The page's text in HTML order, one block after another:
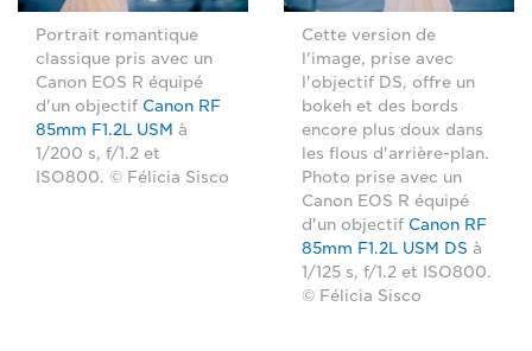
Portrait romantique
classique pris avec un
Canon EOS R équipé
d'un objectif Canon RF
85mm F1.2L USM à
1/200 s, f/1.2 et
ISO800. © Félicia Sisco
Cette version de
l'image, prise avec
l'objectif DS, offre un
bokeh et des bords
encore plus doux dans
les flous d'arrière-plan.
Photo prise avec un
Canon EOS R équipé
d'un objectif Canon RF
85mm F1.2L USM DS à
1/125 s, f/1.2 et ISO800.
© Félicia Sisco